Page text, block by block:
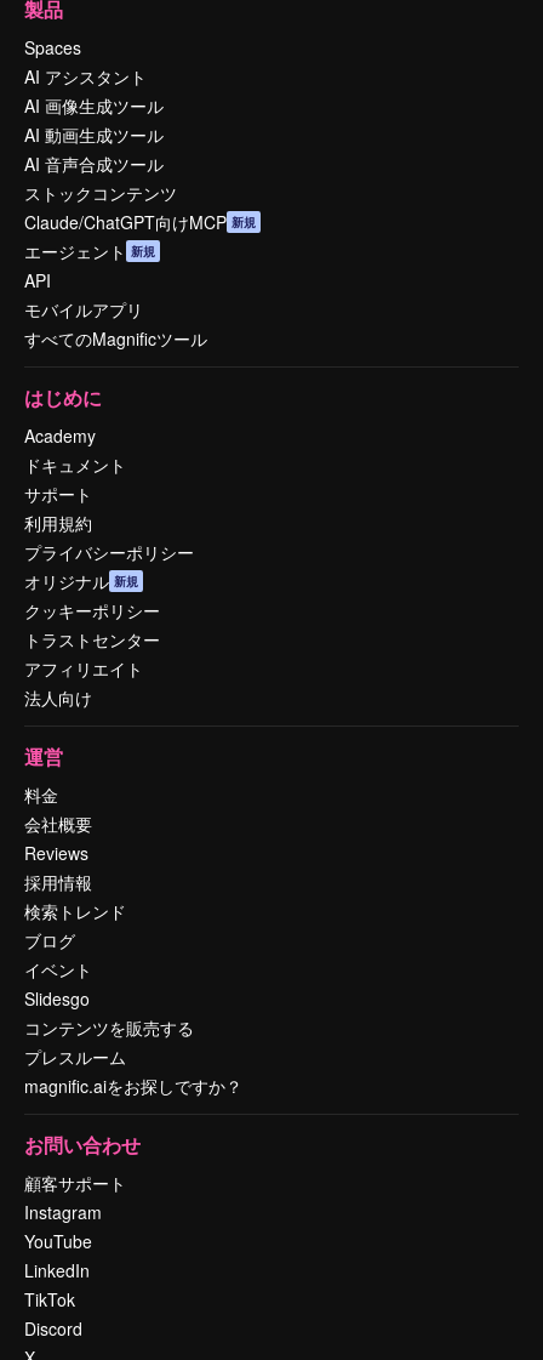
製品
Spaces
AI アシスタント
AI 画像生成ツール
AI 動画生成ツール
AI 音声合成ツール
ストックコンテンツ
Claude/ChatGPT向けMCP 新規
エージェント 新規
API
モバイルアプリ
すべてのMagnificツール
はじめに
Academy
ドキュメント
サポート
利用規約
プライバシーポリシー
オリジナル 新規
クッキーポリシー
トラストセンター
アフィリエイト
法人向け
運営
料金
会社概要
Reviews
採用情報
検索トレンド
ブログ
イベント
Slidesgo
コンテンツを販売する
プレスルーム
magnific.aiをお探しですか？
お問い合わせ
顧客サポート
Instagram
YouTube
LinkedIn
TikTok
Discord